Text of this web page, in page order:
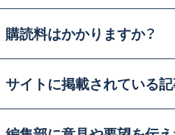
購読料はかかりますか？
サイトに掲載されている